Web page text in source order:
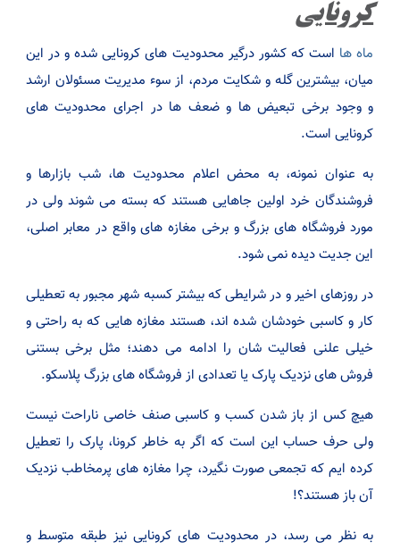
کرونایی
ماه ها است که کشور درگیر محدودیت های کرونایی شده و در این
میان، بیشترین گله و شکایت مردم، از سوء مدیریت مسئولان ارشد
و وجود برخی تبعیض ها و ضعف ها در اجرای محدودیت های
کرونایی است.
به عنوان نمونه، به محض اعلام محدودیت ها، شب بازارها و
فروشندگان خرد اولین جاهایی هستند که بسته می شوند ولی در
مورد فروشگاه های بزرگ و برخی مغازه های واقع در معابر اصلی،
این جدیت دیده نمی شود.
در روزهای اخیر و در شرایطی که بیشتر کسبه شهر مجبور به تعطیلی
کار و کاسبی خودشان شده اند، هستند مغازه هایی که به راحتی و
خیلی علنی فعالیت شان را ادامه می دهند؛ مثل برخی بستنی
فروش های نزدیک پارک یا تعدادی از فروشگاه های بزرگ پلاسکو.
هیچ کس از باز شدن کسب و کاسبی صنف خاصی ناراحت نیست
ولی حرف حساب این است که اگر به خاطر کرونا، پارک را تعطیل
کرده ایم که تجمعی صورت نگیرد، چرا مغازه های پرمخاطب نزدیک
آن باز هستند؟!
به نظر می رسد، در محدودیت های کرونایی نیز طبقه متوسط و